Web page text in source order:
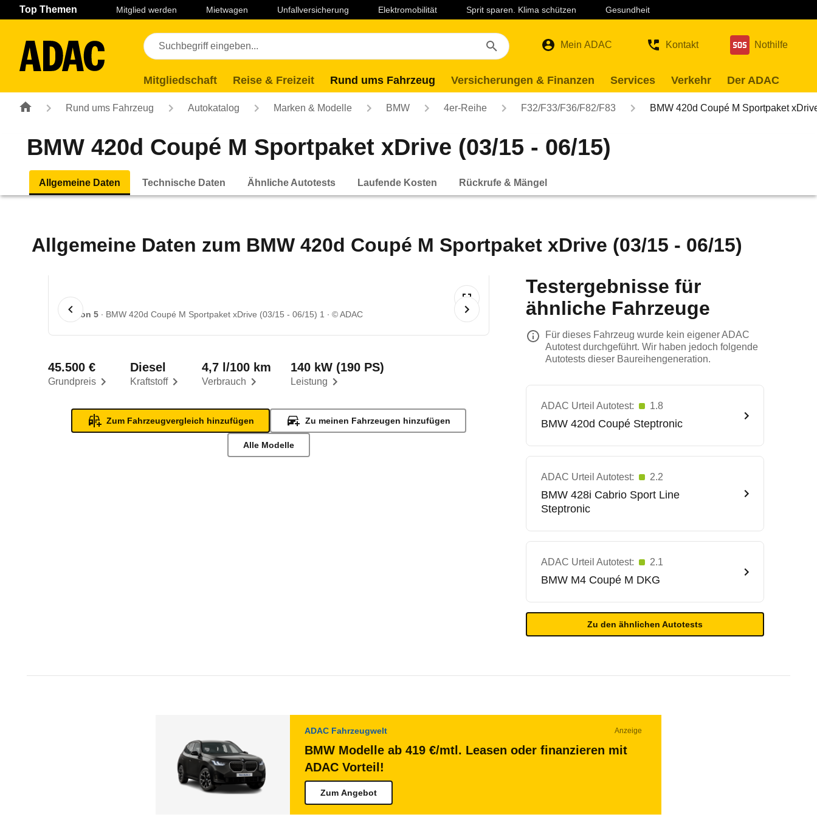
Navigation Seiteninhalt Fußzeile
Top Themen Mitglied werden Mietwagen Unfallversicherung Elektromobilität Sprit sparen. Klima schützen Gesundheit
Mein ADAC Kontakt Nothilfe
Mitgliedschaft Reise & Freizeit Rund ums Fahrzeug Versicherungen & Finanzen Services Verkehr Der ADAC
Rund ums Fahrzeug Autokatalog Marken & Modelle BMW 4er-Reihe F32/F33/F36/F82/F83 BMW 420d Coupé M Sportpaket
BMW 420d Coupé M Sportpaket xDrive (03/15 - 06/15)
Allgemeine Daten Technische Daten Ähnliche Autotests Laufende Kosten Rückrufe & Mängel
Allgemeine Daten zum BMW 420d Coupé M Sportpaket xDrive (03/15 - 06/15)
1 von 5 BMW 420d Coupé M Sportpaket xDrive (03/15 - 06/15) 1 © ADAC
Grundpreis
45.500 €
Kraftstoff
Diesel
Verbrauch
4,7 l/100 km
Leistung
140 kW (190 PS)
Zum Fahrzeugvergleich hinzufügen Zu meinen Fahrzeugen hinzufügen
Alle Modelle
Testergebnisse für
ähnliche Fahrzeuge
Für dieses Fahrzeug wurde kein eigener ADAC
Autotest durchgeführt. Wir haben jedoch folgende
Autotests dieser Baureihengeneration.
ADAC Urteil Autotest: 1.8
BMW 420d Coupé Steptronic
ADAC Urteil Autotest: 2.2
BMW 428i Cabrio Sport Line
Steptronic
ADAC Urteil Autotest: 2.1
BMW M4 Coupé M DKG
Zu den ähnlichen Autotests
ADAC Fahrzeugwelt Anzeige
BMW Modelle ab 419 €/mtl. Leasen oder finanzieren mit
ADAC Vorteil!
Zum Angebot